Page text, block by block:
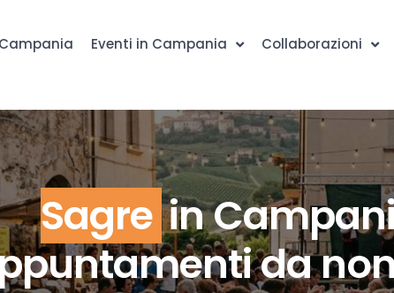
Eventi in Campania Collaborazioni
Sagre in
da